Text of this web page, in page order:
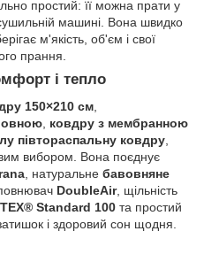
простий: її можна прати у
машині. Вона швидко
м'якість, об'єм і свої
прання.
і тепло
150×210 см
ковдру з мембранною
півтораспальну ковдру
вибором. Вона поєднує
, натуральне бавовняне
DoubleAir, щільність
Standard 100 та простий
і здоровий сон щодня.